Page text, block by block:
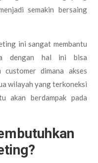
semakin bersaing
ini sangat membantu
dengan hal ini bisa
customer dimana akses
wilayah yang terkoneksi
akan berdampak pada